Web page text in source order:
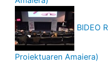
BIDEO
Proiektuaren Amaiera)